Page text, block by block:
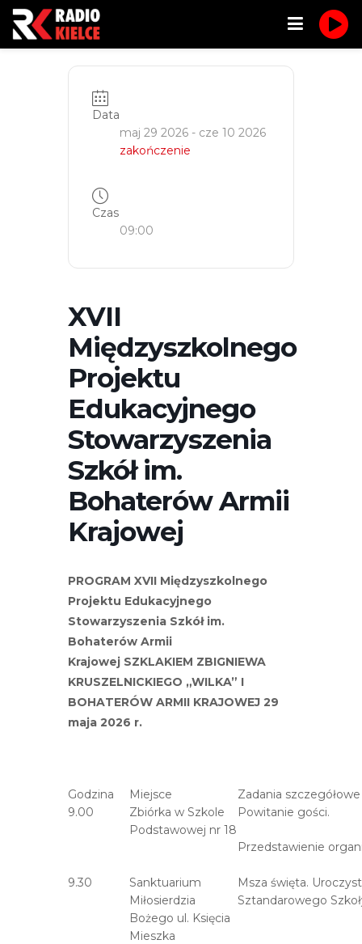
Data
maj 29 2026 - cze 10 2026
zakończenie
Czas
09:00
XVII
Międzyszkolnego
Projektu
Edukacyjnego
Stowarzyszenia
Szkół im.
Bohaterów Armii
Krajowej
PROGRAM XVII Międzyszkolnego
Projektu Edukacyjnego
Stowarzyszenia Szkół im.
Bohaterów Armii
Krajowej SZKLAKIEM ZBIGNIEWA
KRUSZELNICKIEGO „WILKA” I
BOHATERÓW ARMII KRAJOWEJ 29
maja 2026 r.
Godzina Miejsce
Zadania
9.00
Zbiórka w Szkole
Podstawowej nr 18
Powitanie gości.
Przedstawienie
9.30
Sanktuarium
Miłosierdzia
Bożego ul. Księcia
Mieszka
Msza święta.
Sztandarowego